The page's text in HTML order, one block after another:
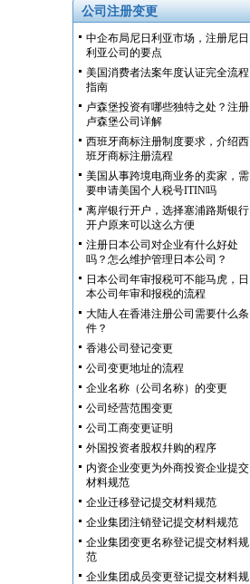
公司注册变更
中企布局尼日利亚市场，注册尼日
利亚公司的要点
美国消费者法案年度认证完全流程
指南
卢森堡投资有哪些独特之处？注册
卢森堡公司详解
西班牙商标注册制度要求，介绍西
班牙商标注册流程
美国从事跨境电商业务的卖家，需
要申请美国个人税号ITIN吗
离岸银行开户，选择塞浦路斯银行
开户原来可以这么方便
注册日本公司对企业有什么好处
吗？怎么维护管理日本公司？
日本公司年审报税可不能马虎，日
本公司年审和报税的流程
大陆人在香港注册公司需要什么条
件？
香港公司登记变更
公司变更地址的流程
企业名称（公司名称）的变更
公司经营范围变更
公司工商变更证明
外国投资者股权幷购的程序
内资企业变更为外商投资企业提交
材料规范
企业迁移登记提交材料规范
企业集团注销登记提交材料规范
企业集团变更名称登记提交材料规
范
企业集团成员变更登记提交材料规